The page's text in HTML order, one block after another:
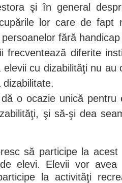
şi în general
lor care de fapt
fără handicap
frecventează diferite
elevii cu dizabilităţi nu
o ocazie unică pentru
şi să-şi dea
să participe la
elevi. Elevii vor avea
la activităţi